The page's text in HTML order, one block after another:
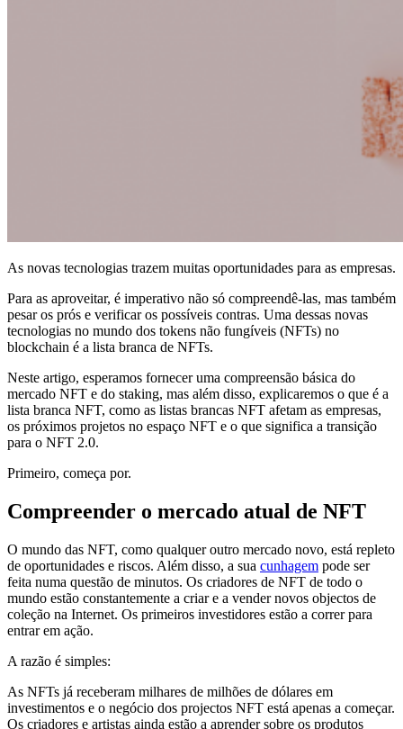
As novas tecnologias trazem muitas oportunidades para as empresas.
Para as aproveitar, é imperativo não só compreendê-las, mas também
pesar os prós e verificar os possíveis contras. Uma dessas novas
tecnologias no mundo dos tokens não fungíveis (NFTs) no
blockchain é a lista branca de NFTs.
Neste artigo, esperamos fornecer uma compreensão básica do
mercado NFT e do staking, mas além disso, explicaremos o que é a
lista branca NFT, como as listas brancas NFT afetam as empresas,
os próximos projetos no espaço NFT e o que significa a transição
para o NFT 2.0.
Primeiro, começa por.
Compreender o mercado atual de NFT
O mundo das NFT, como qualquer outro mercado novo, está repleto
de oportunidades e riscos. Além disso, a sua cunhagem pode ser
feita numa questão de minutos. Os criadores de NFT de todo o
mundo estão constantemente a criar e a vender novos objectos de
coleção na Internet. Os primeiros investidores estão a correr para
entrar em ação.
A razão é simples:
As NFTs já receberam milhares de milhões de dólares em
investimentos e o negócio dos projectos NFT está apenas a começar.
Os criadores e artistas ainda estão a aprender sobre os produtos